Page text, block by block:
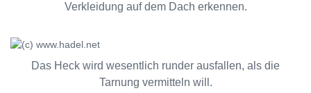
Verkleidung auf dem Dach erkennen.
Das Heck wird wesentlich runder ausfallen, als die
Tarnung vermitteln will.